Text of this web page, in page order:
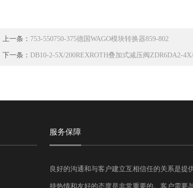
上一条： 753-550750-375德国WAGO模块转换器859-802
下一条： DB10-2-5X/200REXROTH叠加式减压阀ZDR6DA2-
服务保障
良好的沟通和与客户建立互相信任的关系是提
持热情和友好的态度是非常重要的。客户需要